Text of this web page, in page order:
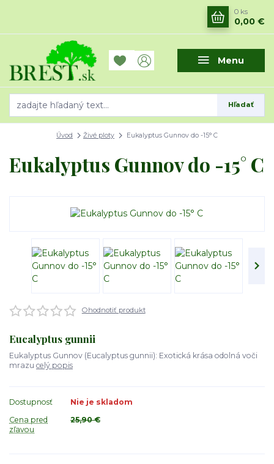
Menu
Hľadať
0 ks
0,00 €
Úvod Živé ploty Eukalyptus Gunnov do -15° C
Eukalyptus Gunnov do -15° C
Ohodnotiť produkt
Eucalyptus gunnii
Eukalyptus Gunnov (Eucalyptus gunnii): Exotická krása odolná voči
mrazu celý popis
Dostupnosť
Nie je skladom
Cena pred
zľavou
25,90 €